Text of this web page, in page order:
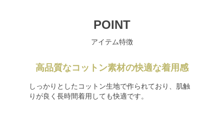
POINT
アイテム特徴
高品質なコットン素材の快適な着用感
しっかりとしたコットン生地で作られており、肌触
りが良く長時間着用しても快適です。